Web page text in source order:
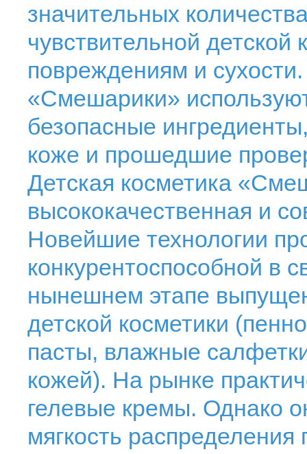
значительных
чувствительной детской
повреждениям и
«Смешарики»
безопасные
коже и прошедшие
Детская косметика
высококачественная и
Новейшие технологии
конкурентоспособной в
нынешнем этапе
детской косметики
пасты, влажные
кожей). На рынке
гелевые кремы. Однако
мягкость